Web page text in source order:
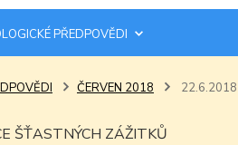
PŘEDPOVĚDI
ČERVEN 2018 22.6.2018
ŠŤASTNÝCH ZÁŽITKŮ